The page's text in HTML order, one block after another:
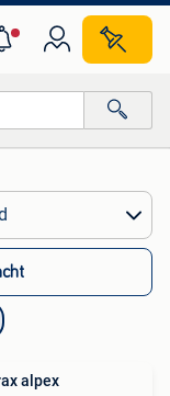
alpex